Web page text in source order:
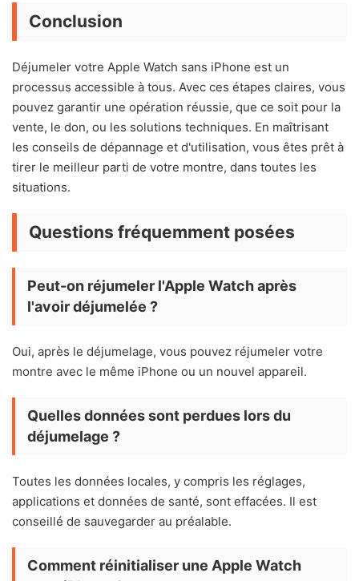
Conclusion
Déjumeler votre Apple Watch sans iPhone est un
processus accessible à tous. Avec ces étapes claires, vous
pouvez garantir une opération réussie, que ce soit pour la
vente, le don, ou les solutions techniques. En maîtrisant
les conseils de dépannage et d'utilisation, vous êtes prêt à
tirer le meilleur parti de votre montre, dans toutes les
situations.
Questions fréquemment posées
Peut-on réjumeler l'Apple Watch après
l'avoir déjumelée ?
Oui, après le déjumelage, vous pouvez réjumeler votre
montre avec le même iPhone ou un nouvel appareil.
Quelles données sont perdues lors du
déjumelage ?
Toutes les données locales, y compris les réglages,
applications et données de santé, sont effacées. Il est
conseillé de sauvegarder au préalable.
Comment réinitialiser une Apple Watch